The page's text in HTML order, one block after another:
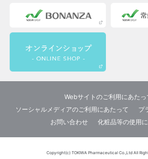
Webサイトのご利用にあたっ
ソーシャルメディアのご利用にあたって
プ
お問い合わせ
化粧品等の使用
Copyright(c) TOKIWA Pharmaceutical Co.,Ltd All